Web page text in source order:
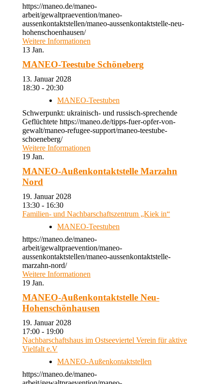
https://maneo.de/maneo-
arbeit/gewaltpraevention/maneo-
aussenkontaktstellen/maneo-aussenkontaktstelle-neu-
hohenschoenhausen/
Weitere Informationen
13 Jan.
MANEO-Teestube Schöneberg
13. Januar 2028
18:30 - 20:30
MANEO-Teestuben
Schwerpunkt: ukrainisch- und russisch-sprechende
Geflüchtete https://maneo.de/tipps-fuer-opfer-von-
gewalt/maneo-refugee-support/maneo-teestube-
schoeneberg/
Weitere Informationen
19 Jan.
MANEO-Außenkontaktstelle Marzahn
Nord
19. Januar 2028
13:30 - 16:30
Familien- und Nachbarschaftszentrum „Kiek in“
MANEO-Teestuben
https://maneo.de/maneo-
arbeit/gewaltpraevention/maneo-
aussenkontaktstellen/maneo-aussenkontaktstelle-
marzahn-nord/
Weitere Informationen
19 Jan.
MANEO-Außenkontaktstelle Neu-
Hohenschönhausen
19. Januar 2028
17:00 - 19:00
Nachbarschaftshaus im Ostseeviertel Verein für aktive
Vielfalt e.V
MANEO-Außenkontaktstellen
https://maneo.de/maneo-